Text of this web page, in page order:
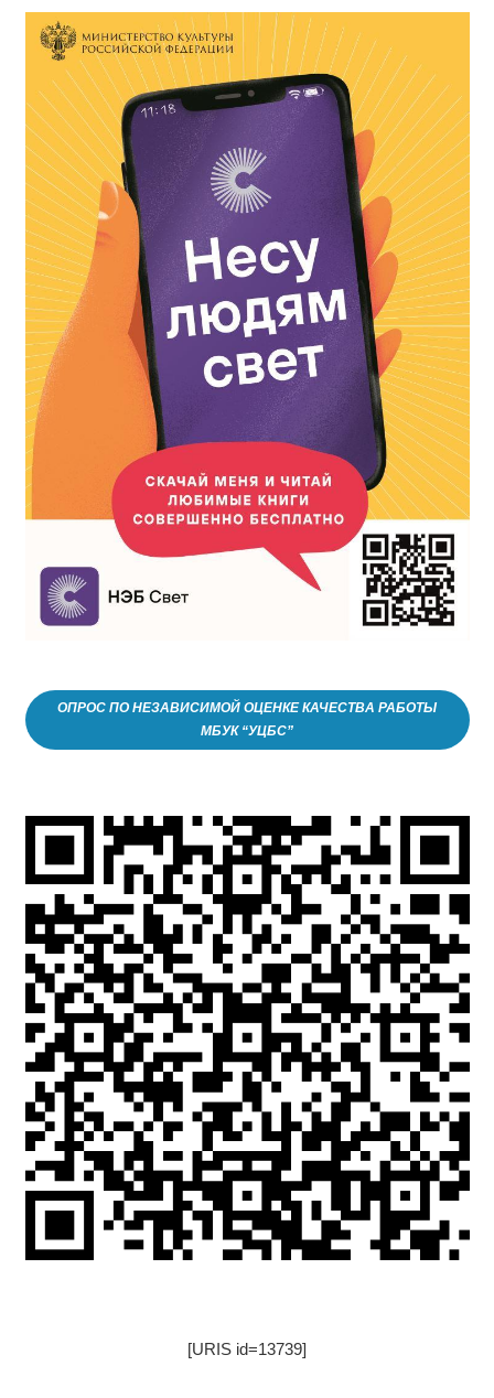
ОПРОС ПО НЕЗАВИСИМОЙ ОЦЕНКЕ КАЧЕСТВА РАБОТЫ
МБУК “УЦБС”
[URIS id=13739]